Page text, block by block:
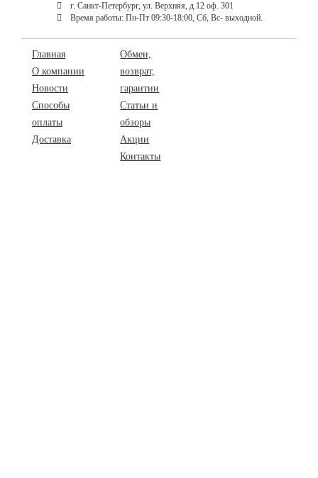
г. Санкт-Петербург, ул. Верхняя, д.12 оф. 301
Время работы: Пн-Пт 09:30-18:00, Сб, Вс- выходной.
Главная
О компании
Новости
Способы
оплаты
Доставка
Обмен,
возврат,
гарантии
Статьи и
обзоры
Акции
Контакты